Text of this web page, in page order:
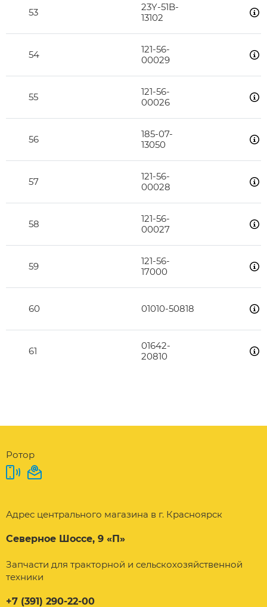
53
23Y-51B-
13102
54
121-56-
00029
55
121-56-
00026
56
185-07-
13050
57
121-56-
00028
58
121-56-
00027
59
121-56-
17000
60 01010-50818
61
01642-
20810
Ротор
Адрес центрального магазина в г. Красноярск
Северное Шоссе, 9 «П»
Запчасти для тракторной и сельскохозяйственной
техники
+7 (391) 290-22-00